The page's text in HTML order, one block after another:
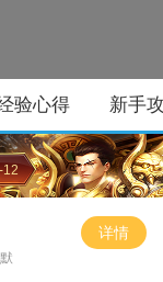
验心得 新手
12
详情